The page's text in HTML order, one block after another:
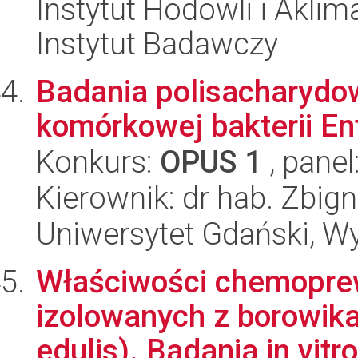
Instytut Hodowli i
Instytut Badawczy
Badania
komórkowej bakterii
Konkurs: OPUS 1 ,
Kierownik: dr hab.
Uniwersytet Gdański,
Właściwości
izolowanych z
edulis). Badania in